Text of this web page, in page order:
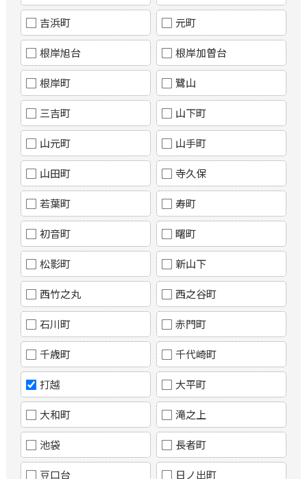
吉浜町 元町
根岸旭台 根岸加曽台
根岸町 鷺山
三吉町 山下町
山元町 山手町
山田町 寺久保
若葉町 寿町
初音町 曙町
松影町 新山下
西竹之丸 西之谷町
石川町 赤門町
千歳町 千代崎町
打越 大平町
大和町 滝之上
池袋 長者町
豆口台 日ノ出町